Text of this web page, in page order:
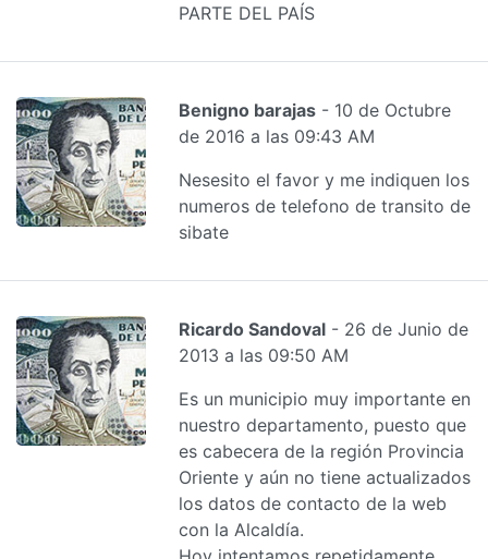
PARTE DEL PAÍS
Benigno barajas - 10 de Octubre
de 2016 a las 09:43 AM
Nesesito el favor y me indiquen los
numeros de telefono de transito de
sibate
Ricardo Sandoval - 26 de Junio de
2013 a las 09:50 AM
Es un municipio muy importante en
nuestro departamento, puesto que
es cabecera de la región Provincia
Oriente y aún no tiene actualizados
los datos de contacto de la web
con la Alcaldía.